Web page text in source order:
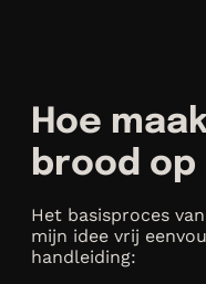
Hoe
brood op
Het basisproces
mijn idee vrij
handleiding: